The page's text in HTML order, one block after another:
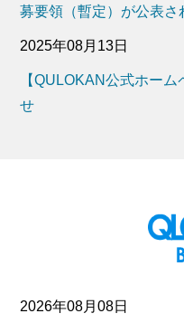
募要領（暫定）が公表さ
2025年08月13日
【QULOKAN公式ホー
せ
2026年08月08日